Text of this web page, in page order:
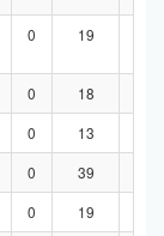
0 19
0 18
0 13
0 39
0 19